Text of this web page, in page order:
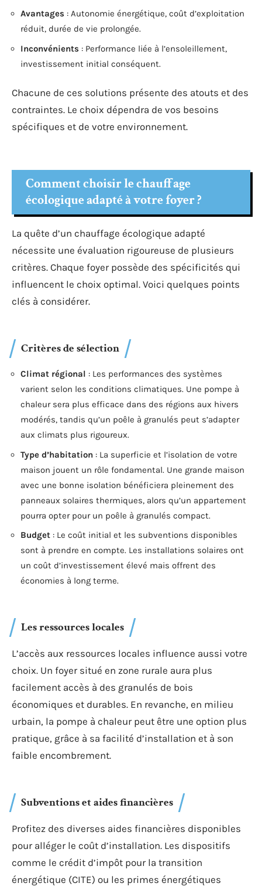
Avantages : Autonomie énergétique, coût d’exploitation
réduit, durée de vie prolongée.
Inconvénients : Performance liée à l’ensoleillement,
investissement initial conséquent.
Chacune de ces solutions présente des atouts et des
contraintes. Le choix dépendra de vos besoins
spécifiques et de votre environnement.
Comment choisir le chauffage
écologique adapté à votre foyer ?
La quête d’un chauffage écologique adapté
nécessite une évaluation rigoureuse de plusieurs
critères. Chaque foyer possède des spécificités qui
influencent le choix optimal. Voici quelques points
clés à considérer.
Critères de sélection
Climat régional : Les performances des systèmes
varient selon les conditions climatiques. Une pompe à
chaleur sera plus efficace dans des régions aux hivers
modérés, tandis qu’un poêle à granulés peut s’adapter
aux climats plus rigoureux.
Type d’habitation : La superficie et l’isolation de votre
maison jouent un rôle fondamental. Une grande maison
avec une bonne isolation bénéficiera pleinement des
panneaux solaires thermiques, alors qu’un appartement
pourra opter pour un poêle à granulés compact.
Budget : Le coût initial et les subventions disponibles
sont à prendre en compte. Les installations solaires ont
un coût d’investissement élevé mais offrent des
économies à long terme.
Les ressources locales
L’accès aux ressources locales influence aussi votre
choix. Un foyer situé en zone rurale aura plus
facilement accès à des granulés de bois
économiques et durables. En revanche, en milieu
urbain, la pompe à chaleur peut être une option plus
pratique, grâce à sa facilité d’installation et à son
faible encombrement.
Subventions et aides financières
Profitez des diverses aides financières disponibles
pour alléger le coût d’installation. Les dispositifs
comme le crédit d’impôt pour la transition
énergétique (CITE) ou les primes énergétiques